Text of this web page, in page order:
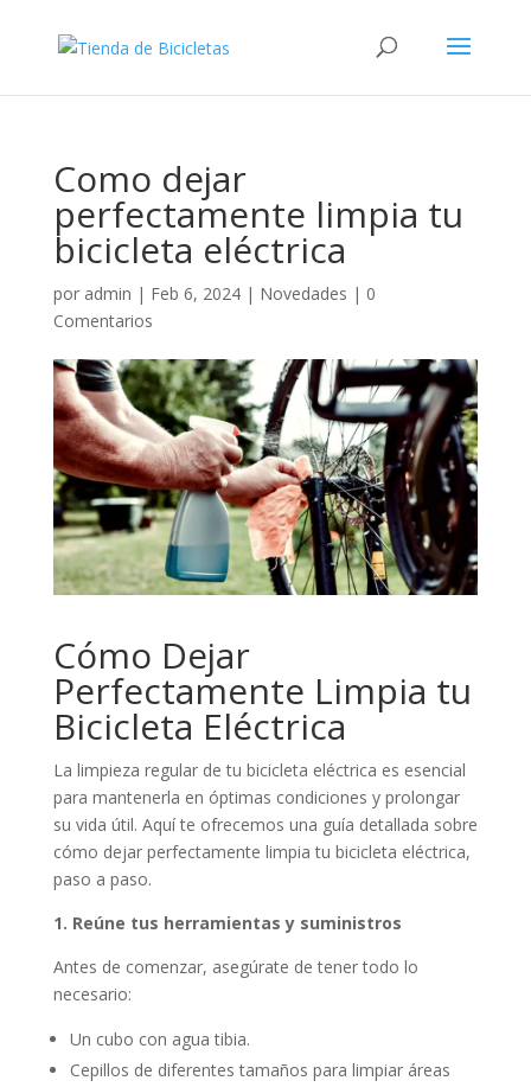
Como dejar
perfectamente limpia tu
bicicleta eléctrica
por admin | Feb 6, 2024| Novedades | 0
Comentarios
Cómo Dejar
Perfectamente Limpia tu
Bicicleta Eléctrica
La limpieza regular de tu bicicleta eléctrica es esencial
para mantenerla en óptimas condiciones y prolongar
su vida útil. Aquí te ofrecemos una guía detallada sobre
cómo dejar perfectamente limpia tu bicicleta eléctrica,
paso a paso.
1. Reúne tus herramientas y suministros
Antes de comenzar, asegúrate de tener todo lo
necesario:
Un cubo con agua tibia.
Cepillos de diferentes tamaños para limpiar áreas